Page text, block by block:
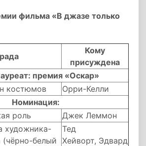
фильма «В джазе только
Кому
присуждена
премия «Оскар»
костюмов
Орри-Келли
Номинация:
роль
Джек Леммон
художника-
(чёрно-белый
Тед
Хейворт, Эдвард